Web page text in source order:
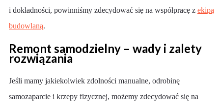
i dokładności, powinniśmy zdecydować się na współpracę z ekipą
budowlaną.
Remont samodzielny – wady i zalety
rozwiązania
Jeśli mamy jakiekolwiek zdolności manualne, odrobinę
samozaparcie i krzepy fizycznej, możemy zdecydować się na